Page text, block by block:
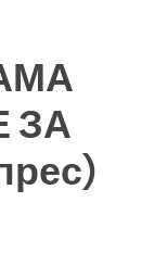
ЗА